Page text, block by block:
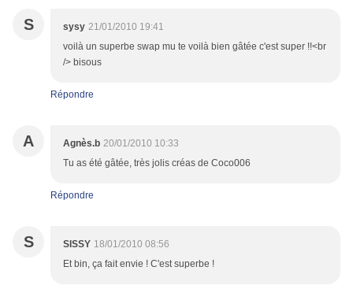
S sysy 21/01/2010 19:41
voilà un superbe swap mu te voilà bien gâtée c'est super !!<br
/> bisous
Répondre
A Agnès.b 20/01/2010 10:33
Tu as été gâtée, très jolis créas de Coco006
Répondre
S SISSY 18/01/2010 08:56
Et bin, ça fait envie ! C'est superbe !